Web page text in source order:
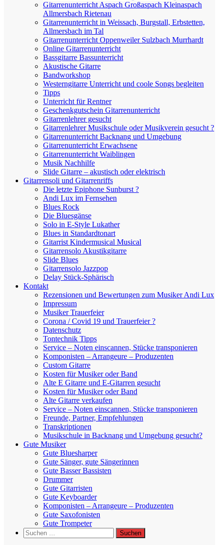
Gitarrenunterricht Aspach Großaspach Kleinaspach
Allmersbach Rietenau
Gitarrenunterricht in Weissach, Burgstall, Erbstetten,
Allmersbach im Tal
Gitarrenunterricht Oppenweiler Sulzbach Murrhardt
Online Gitarrenunterricht
Bassgitarre Bassunterricht
Akustische Gitarre
Bandworkshop
Westerngitarre Unterricht und coole Songs begleiten
Tipps
Unterricht für Rentner
Geschenkgutschein Gitarrenunterricht
Gitarrenlehrer gesucht
Gitarrenlehrer Musikschule oder Musikverein gesucht ?
Gitarrenunterricht Backnang und Umgebung
Gitarrenunterricht Erwachsene
Gitarrenunterricht Waiblingen
Musik Nachhilfe
Slide Gitarre – akustisch oder elektrisch
Gitarrensoli und Gitarrenriffs
Die letzte Epiphone Sunburst ?
Andi Lux im Fernsehen
Blues Rock
Die Bluesgänse
Solo in E-Style Lukather
Blues in Standardtonart
Gitarrist Kindermusical Musical
Gitarrensolo Akustikgitarre
Slide Blues
Gitarrensolo Jazzpop
Delay Stück-Sphärisch
Kontakt
Rezensionen und Bewertungen zum Musiker Andi Lux
Impressum
Musiker Trauerfeier
Corona / Covid 19 und Trauerfeier ?
Datenschutz
Tontechnik Tipps
Service – Noten einscannen, Stücke transponieren
Komponisten – Arrangeure – Produzenten
Custom Gitarre
Kosten für Musiker oder Band
Alte E Gitarre und E-Gitarren gesucht
Kosten für Musiker oder Band
Alte Gitarre verkaufen
Service – Noten einscannen, Stücke transponieren
Freunde, Partner, Empfehlungen
Transkriptionen
Musikschule in Backnang und Umgebung gesucht?
Gute Musiker
Gute Bluesharper
Gute Sänger, gute Sängerinnen
Gute Basser Bassisten
Drummer
Gute Gitarristen
Gute Keyboarder
Komponisten – Arrangeure – Produzenten
Gute Saxofonisten
Gute Trompeter
Suchen
nach: